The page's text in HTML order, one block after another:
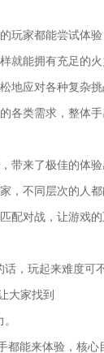
玩家都能尝试体验
就能拥有充足的火
地应对各种复杂挑
各类需求，整体手
带来了极佳的体
，不同层次的人都
配对战，让游戏的
，玩起来难度可不
大家找到
能来体验，核心